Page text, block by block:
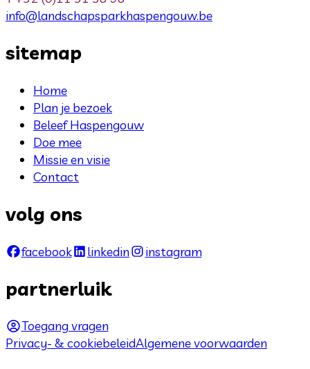
info@landschapsparkhaspengouw.be
sitemap
Home
Plan je bezoek
Beleef Haspengouw
Doe mee
Missie en visie
Contact
volg ons
facebook linkedin instagram
partnerluik
Toegang vragen
Privacy- & cookiebeleidAlgemene voorwaarden